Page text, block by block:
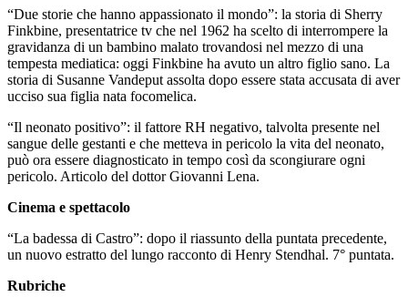
“Due storie che hanno appassionato il mondo”: la storia di Sherry
Finkbine, presentatrice tv che nel 1962 ha scelto di interrompere la
gravidanza di un bambino malato trovandosi nel mezzo di una
tempesta mediatica: oggi Finkbine ha avuto un altro figlio sano. La
storia di Susanne Vandeput assolta dopo essere stata accusata di aver
ucciso sua figlia nata focomelica.
“Il neonato positivo”: il fattore RH negativo, talvolta presente nel
sangue delle gestanti e che metteva in pericolo la vita del neonato,
può ora essere diagnosticato in tempo così da scongiurare ogni
pericolo. Articolo del dottor Giovanni Lena.
Cinema e spettacolo
“La badessa di Castro”: dopo il riassunto della puntata precedente,
un nuovo estratto del lungo racconto di Henry Stendhal. 7° puntata.
Rubriche